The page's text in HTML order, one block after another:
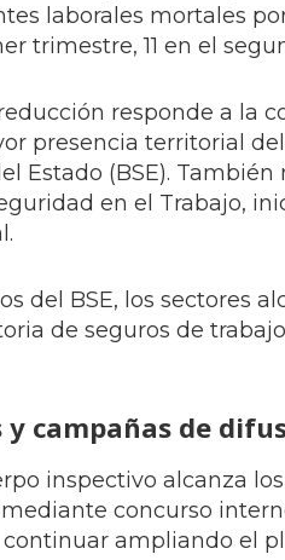
laborales mortales
trimestre, 11 en el
responde a la
presencia territorial
Estado (BSE).
en el Trabajo,
del BSE, los sectores
de seguros de
y campañas de
inspectivo alcanza
concurso
ampliando el